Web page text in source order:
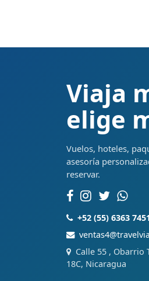
Viaja
elige
Vuelos, hoteles,
asesoría
reservar.
+52 (55) 6363 7451
Calle 55 , Obarrio
18C, Nicaragua